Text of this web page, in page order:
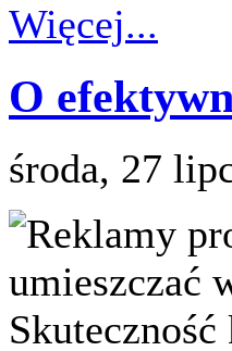
Więcej...
O
środa, 27
Reklamy
umieszczać